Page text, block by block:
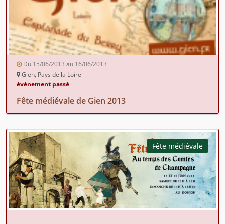
Du 15/06/2013 au 16/06/2013
Gien, Pays de la Loire
événement passé
Fête médiévale de Gien 2013
Fête médiévale